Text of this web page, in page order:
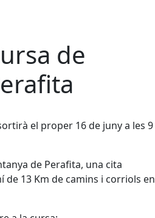
de
el proper 16 de juny a les 9
de Perafita, una cita
13 Km de camins i corriols en